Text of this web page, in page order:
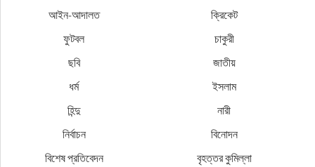
আইন-আদালত
ক্রিকেট
ফুটবল
চাকুরী
ছবি
জাতীয়
ধর্ম
ইসলাম
হিন্দু
নারী
নির্বাচন
বিনোদন
বিশেষ প্রতিবেদন
বৃহত্তর কুমিল্লা